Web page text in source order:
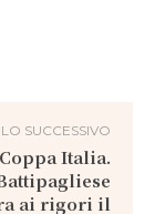
SUCCESSIVO
Italia.
ai rigori il